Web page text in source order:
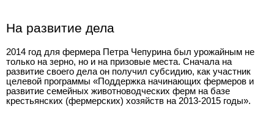
На развитие дела
2014 год для фермера Петра Чепурина был урожайным не
только на зерно, но и на призовые места. Сначала на
развитие своего дела он получил субсидию, как участник
целевой программы «Поддержка начинающих фермеров и
развитие семейных животноводческих ферм на базе
крестьянских (фермерских) хозяйств на 2013-2015 годы».